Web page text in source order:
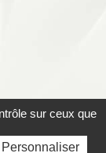
|
Mentions
sur ceux que
Personnaliser